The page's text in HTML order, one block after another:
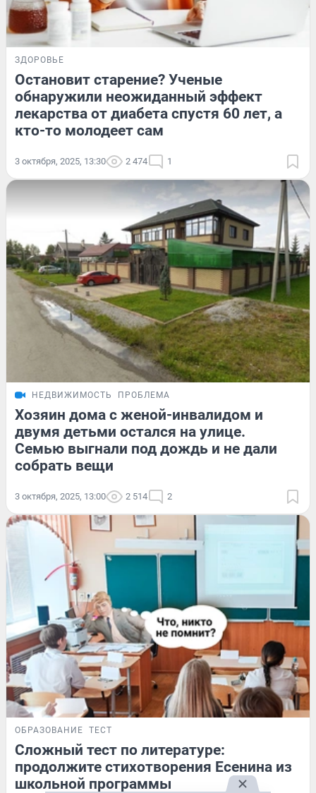
ЗДОРОВЬЕ
Остановит старение? Ученые
обнаружили неожиданный эффект
лекарства от диабета спустя 60 лет, а
кто-то молодеет сам
3 октября, 2025, 13:30 2 474 1
НЕДВИЖИМОСТЬ ПРОБЛЕМА
Хозяин дома с женой-инвалидом и
двумя детьми остался на улице.
Семью выгнали под дождь и не дали
собрать вещи
3 октября, 2025, 13:00 2 514 2
ОБРАЗОВАНИЕ ТЕСТ
Сложный тест по литературе:
продолжите стихотворения Есенина из
школьной программы